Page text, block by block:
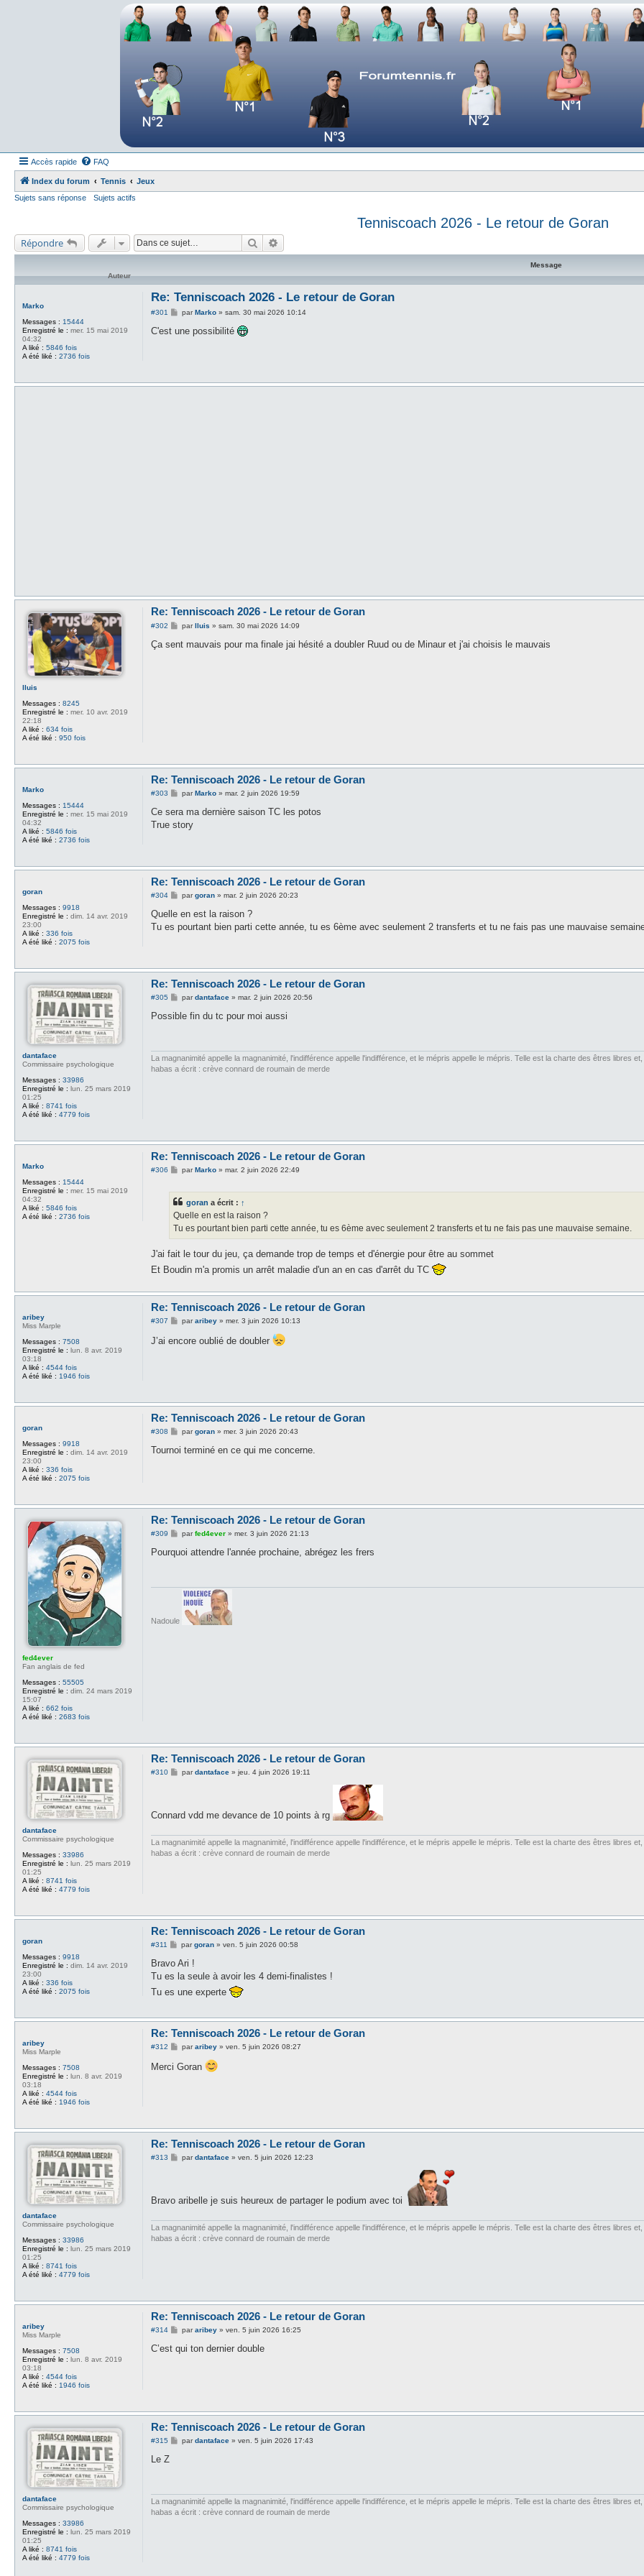
Le forum des passionnés de tennis
Accès rapide FAQ
Index du forum Tennis
Jeux
Sujets sans réponse
Sujets actifs
Tenniscoach 2026 - Le retour de Goran
Répondre Rechercher
Message
Auteur
Marko
Messages : 15444
Enregistré le : mer. 15 mai 2019
04:32
A liké : 5846 fois
A été liké : 2736 fois
Re: Tenniscoach 2026 - Le retour de Goran
#301
M
s
parMarko »sam. 30 mai 2026 10:14
C'est une possibilité
lluis
Messages : 8245
Enregistré le : mer. 10 avr. 2019
22:18
A liké : 634 fois
A été liké : 950 fois
Re: Tenniscoach 2026 - Le retour de Goran
#302
M
s
parlluis »sam. 30 mai 2026 14:09
Ça sent mauvais pour ma finale jai hésité a doubler Ruud ou de Minaur et j'ai choisis le mauvais
Marko
Messages : 15444
Enregistré le : mer. 15 mai 2019
04:32
A liké : 5846 fois
A été liké : 2736 fois
Re: Tenniscoach 2026 - Le retour de Goran
#303
M
s
a
parMarko »mar. 2 juin 2026 19:59
Ce sera ma dernière saison TC les potos
True story
goran
Messages : 9918
Enregistré le : dim. 14 avr. 2019
23:00
A liké : 336 fois
A été liké : 2075 fois
Re: Tenniscoach 2026 - Le retour de Goran
#304
M
s
a
pargoran »mar. 2 juin 2026 20:23
Quelle en est la raison ?
Tu es pourtant bien parti cette année, tu es 6ème avec seulement 2 transferts et tu ne fais pas une mauvaise
dantaface
Commissaire psychologique
Messages : 33986
Enregistré le : lun. 25 mars 2019
01:25
A liké : 8741 fois
A été liké : 4779 fois
Re: Tenniscoach 2026 - Le retour de Goran
#305
M
s
pardantaface »mar. 2 juin 2026 20:56
Possible fin du tc pour moi aussi
La magnanimité appelle la magnanimité, l'indifférence appelle l'indifférence, et le mépris appelle le mépris. Telle est la charte des êtres libres
habas a écrit : crève connard de roumain de merde
Marko
Messages : 15444
Enregistré le : mer. 15 mai 2019
04:32
A liké : 5846 fois
A été liké : 2736 fois
Re: Tenniscoach 2026 - Le retour de Goran
#306
M
a
g
e
parMarko »mar. 2 juin 2026 22:49
goran a écrit : ↑
Quelle en est la raison ?
Tu es pourtant bien parti cette année, tu es 6ème avec seulement 2 transferts et tu ne fais pas une mauvaise semaine.
J'ai fait le tour du jeu, ça demande trop de temps et d'énergie pour être au sommet
Et Boudin m'a promis un arrêt maladie d'un an en cas d'arrêt du TC
aribey
Miss Marple
Messages : 7508
Enregistré le : lun. 8 avr. 2019
03:18
A liké : 4544 fois
A été liké : 1946 fois
Re: Tenniscoach 2026 - Le retour de Goran
#307
M
s
s
pararibey »mer. 3 juin 2026 10:13
J’ai encore oublié de doubler
goran
Messages : 9918
Enregistré le : dim. 14 avr. 2019
23:00
A liké : 336 fois
A été liké : 2075 fois
Re: Tenniscoach 2026 - Le retour de Goran
#308
M
s
pargoran »mer. 3 juin 2026 20:43
Tournoi terminé en ce qui me concerne.
fed4ever
Fan anglais de fed
Messages : 55505
Enregistré le : dim. 24 mars 2019
15:07
A liké : 662 fois
A été liké : 2683 fois
Re: Tenniscoach 2026 - Le retour de Goran
#309
M
s
parfed4ever »mer. 3 juin 2026 21:13
Pourquoi attendre l'année prochaine, abrégez les frers
Nadoule
dantaface
Commissaire psychologique
Messages : 33986
Enregistré le : lun. 25 mars 2019
01:25
A liké : 8741 fois
A été liké : 4779 fois
Re: Tenniscoach 2026 - Le retour de Goran
#310
M
g
pardantaface »jeu. 4 juin 2026 19:11
Connard vdd me devance de 10 points à rg
La magnanimité appelle la magnanimité, l'indifférence appelle l'indifférence, et le mépris appelle le mépris. Telle est la charte des êtres libres
habas a écrit : crève connard de roumain de merde
goran
Messages : 9918
Enregistré le : dim. 14 avr. 2019
23:00
A liké : 336 fois
A été liké : 2075 fois
Re: Tenniscoach 2026 - Le retour de Goran
#311
M
s
a
e
pargoran »ven. 5 juin 2026 00:58
Bravo Ari !
Tu es la seule à avoir les 4 demi-finalistes !
Tu es une experte
aribey
Miss Marple
Messages : 7508
Enregistré le : lun. 8 avr. 2019
03:18
A liké : 4544 fois
A été liké : 1946 fois
Re: Tenniscoach 2026 - Le retour de Goran
#312
M
s
s
pararibey »ven. 5 juin 2026 08:27
Merci Goran
dantaface
Commissaire psychologique
Messages : 33986
Enregistré le : lun. 25 mars 2019
01:25
A liké : 8741 fois
A été liké : 4779 fois
Re: Tenniscoach 2026 - Le retour de Goran
#313
M
g
pardantaface »ven. 5 juin 2026 12:23
Bravo aribelle je suis heureux de partager le podium avec toi
La magnanimité appelle la magnanimité, l'indifférence appelle l'indifférence, et le mépris appelle le mépris. Telle est la charte des êtres libres
habas a écrit : crève connard de roumain de merde
aribey
Miss Marple
Messages : 7508
Enregistré le : lun. 8 avr. 2019
03:18
A liké : 4544 fois
A été liké : 1946 fois
Re: Tenniscoach 2026 - Le retour de Goran
#314
M
s
s
pararibey »ven. 5 juin 2026 16:25
C’est qui ton dernier double
dantaface
Commissaire psychologique
Messages : 33986
Enregistré le : lun. 25 mars 2019
01:25
A liké : 8741 fois
A été liké : 4779 fois
Re: Tenniscoach 2026 - Le retour de Goran
#315
Mpardantaface »ven. 5 juin 2026 17:43
Le Z
La magnanimité appelle la magnanimité, l'indifférence appelle l'indifférence, et le mépris appelle le mépris. Telle est la charte des êtres libres
habas a écrit : crève connard de roumain de merde